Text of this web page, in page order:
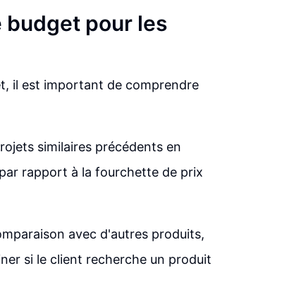
budget pour les
il est important de comprendre
similaires précédents en
rapport à la fourchette de prix
avec d'autres produits,
si le client recherche un produit